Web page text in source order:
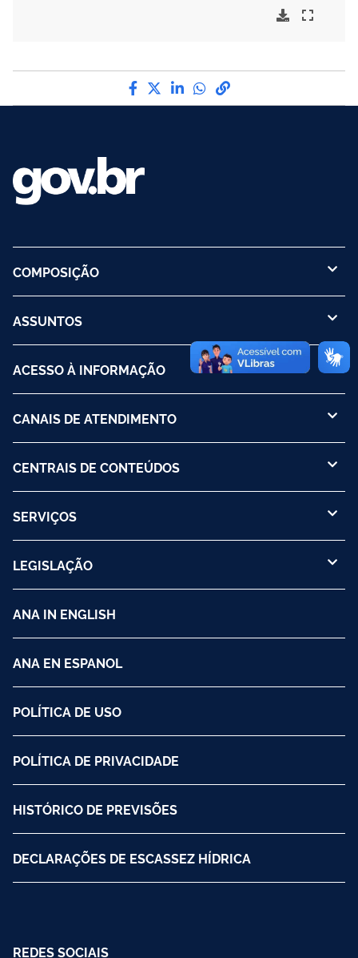
Compartilhe por Facebook
Compartilhe por Twitter
Compartilhe por
Compartilhe por
link para Copiar
COMPOSIÇÃO
ASSUNTOS
ACESSO À INFORMAÇÃO
CANAIS DE ATENDIMENTO
CENTRAIS DE CONTEÚDOS
SERVIÇOS
LEGISLAÇÃO
ANA IN ENGLISH
ANA EN ESPANOL
POLÍTICA DE USO
POLÍTICA DE PRIVACIDADE
HISTÓRICO DE PREVISÕES
DECLARAÇÕES DE ESCASSEZ HÍDRICA
REDES SOCIAIS